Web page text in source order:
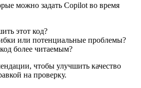
можно задать Copilot во время
этот код?
или потенциальные проблемы?
более читаемым?
чтобы улучшить качество
на проверку.